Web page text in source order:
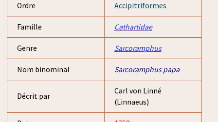
Ordre Accipitriformes
Famille Cathartidae
Genre Sarcoramphus
Nom binominal Sarcoramphus papa
Décrit par
Carl von Linné
(Linnaeus)